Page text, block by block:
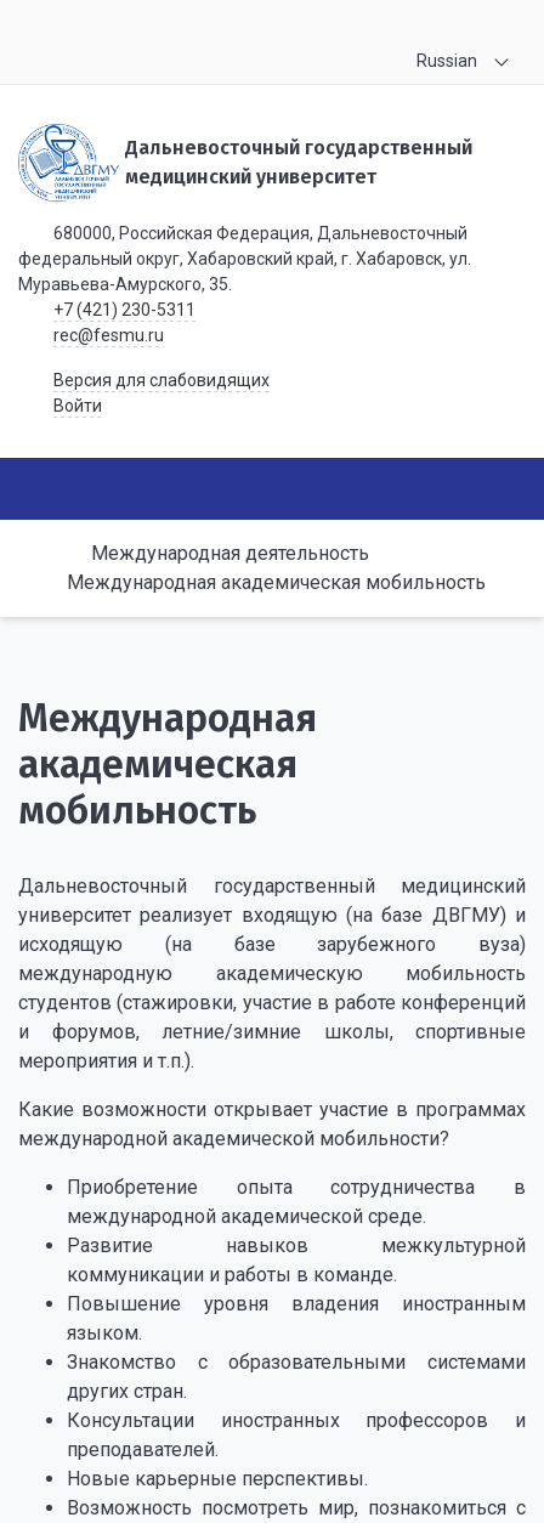
Russian
Дальневосточный государственный
медицинский университет
680000, Российская Федерация, Дальневосточный
федеральный округ, Хабаровский край, г. Хабаровск, ул.
Муравьева-Амурского, 35.
+7 (421) 230-5311
rec@fesmu.ru
Версия для слабовидящих
Войти
Международная деятельность
Международная академическая мобильность
Международная
академическая
мобильность
Дальневосточный государственный медицинский
университет реализует входящую (на базе ДВГМУ) и
исходящую (на базе зарубежного вуза)
международную академическую мобильность
студентов (стажировки, участие в работе конференций
и форумов, летние/зимние школы, спортивные
мероприятия и т.п.).
Какие возможности открывает участие в программах
международной академической мобильности?
Приобретение опыта сотрудничества в
международной академической среде.
Развитие навыков межкультурной
коммуникации и работы в команде.
Повышение уровня владения иностранным
языком.
Знакомство с образовательными системами
других стран.
Консультации иностранных профессоров и
преподавателей.
Новые карьерные перспективы.
Возможность посмотреть мир, познакомиться с